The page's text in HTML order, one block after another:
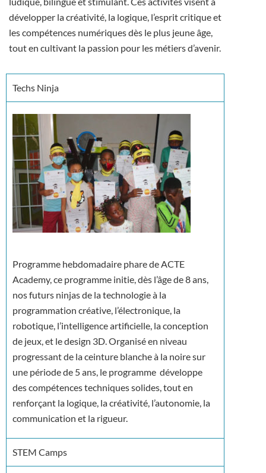
développer la créativité, la logique, l’esprit critique et
les compétences numériques dès le plus jeune âge,
tout en cultivant la passion pour les métiers d’avenir.
Techs Ninja
Programme hebdomadaire phare de ACTE
Academy, ce programme initie, dès l’âge de 8 ans,
nos futurs ninjas de la technologie à la
programmation créative, l’électronique, la
robotique, l’intelligence artificielle, la conception
de jeux, et le design 3D. Organisé en niveau
progressant de la ceinture blanche à la noire sur
une période de 5 ans, le programme développe
des compétences techniques solides, tout en
renforçant la logique, la créativité, l’autonomie, la
communication et la rigueur.
STEM Camps